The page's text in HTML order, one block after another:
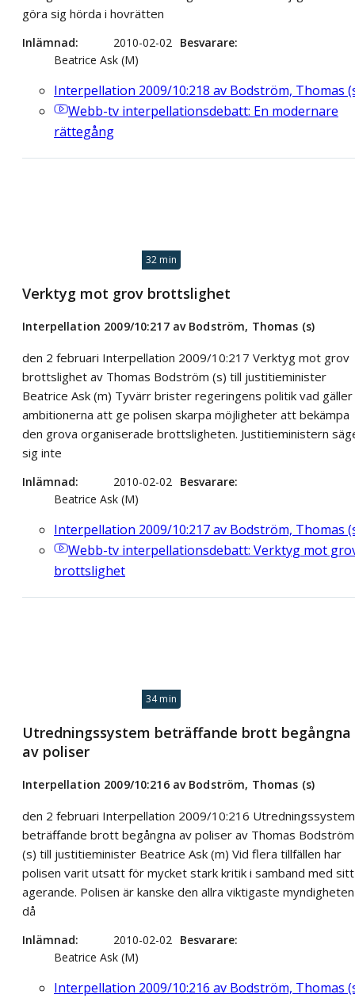
göra sig hörda i hovrätten
Inlämnad 2010-02-02
Besvarare
Beatrice Ask (M)
Interpellation 2009/10:218 av Bodström, Thomas
Webb-tv interpellationsdebatt: En modernare
rättegång
32 min
Verktyg mot grov brottslighet
Interpellation 2009/10:217 av Bodström, Thomas (s)
den 2 februari Interpellation 2009/10:217 Verktyg mot grov
brottslighet av Thomas Bodström (s) till justitieminister
Beatrice Ask (m) Tyvärr brister regeringens politik vad gäller
ambitionerna att ge polisen skarpa möjligheter att bekämpa
den grova organiserade brottsligheten. Justitieministern
sig inte
Inlämnad 2010-02-02 Besvarare
Beatrice Ask (M)
Interpellation 2009/10:217 av Bodström, Thomas
Webb-tv interpellationsdebatt: Verktyg mot
brottslighet
34 min
Utredningssystem beträffande brott begångna
av poliser
Interpellation 2009/10:216 av Bodström, Thomas (s)
den 2 februari Interpellation 2009/10:216 Utredningssystem
beträffande brott begångna av poliser av Thomas Bodström
(s) till justitieminister Beatrice Ask (m) Vid flera tillfällen har
polisen varit utsatt för mycket stark kritik i samband med sitt
agerande. Polisen är kanske den allra viktigaste myndigheten
då
Inlämnad 2010-02-02 Besvarare
Beatrice Ask (M)
Interpellation 2009/10:216 av Bodström, Thomas